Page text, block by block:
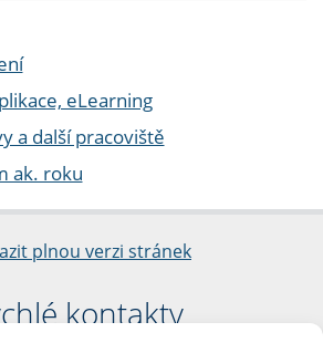
eLearning
a další pracoviště
ak. roku
plnou verzi stránek
kontakty